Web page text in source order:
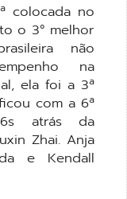
colocada no
o 3° melhor
não
na
ela foi a 3ª
com a 6ª
atrás da
Zhai. Anja
e Kendall